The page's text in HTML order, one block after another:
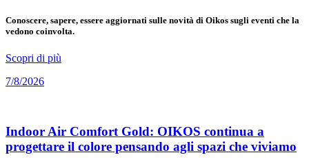
Conoscere, sapere, essere aggiornati sulle novità di Oikos sugli eventi che la
vedono coinvolta.
Scopri di più
7/8/2026
Indoor Air Comfort Gold: OIKOS continua a
progettare il colore pensando agli spazi che viviamo